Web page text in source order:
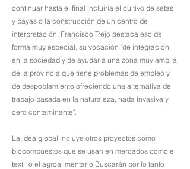
continuar hasta el final incluiría el cultivo de setas
y bayas o la construcción de un centro de
interpretación. Francisco Trejo destaca eso de
forma muy especial, su vocación "de integración
en la sociedad y de ayudar a una zona muy amplia
de la provincia que tiene problemas de empleo y
de despoblamiento ofreciendo una alternativa de
trabajo basada en la naturaleza, nada invasiva y
cero contaminante".
La idea global incluye otros proyectos como
biocompuestos que se usan en mercados como el
textil o el agroalimentario Buscarán por lo tanto